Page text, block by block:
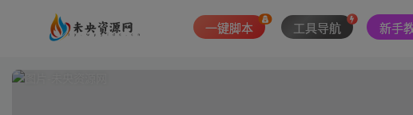
一键脚本 工具导航 新手